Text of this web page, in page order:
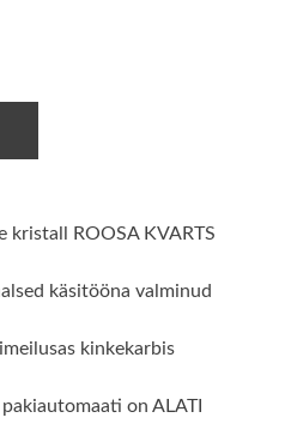
kristall ROOSA KVARTS
käsitööna valminud
kinkekarbis
pakiautomaati on ALATI